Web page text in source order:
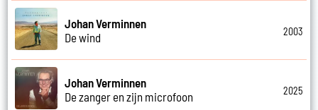
Johan Verminnen
De wind
2003
Johan Verminnen
De zanger en zijn microfoon
2025